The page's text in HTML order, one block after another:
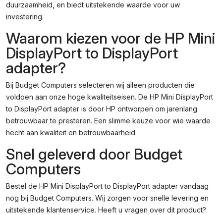
duurzaamheid, en biedt uitstekende waarde voor uw
investering.
Waarom kiezen voor de HP Mini
DisplayPort to DisplayPort
adapter?
Bij Budget Computers selecteren wij alleen producten die
voldoen aan onze hoge kwaliteitseisen. De HP Mini DisplayPort
to DisplayPort adapter is door HP ontworpen om jarenlang
betrouwbaar te presteren. Een slimme keuze voor wie waarde
hecht aan kwaliteit en betrouwbaarheid.
Snel geleverd door Budget
Computers
Bestel de HP Mini DisplayPort to DisplayPort adapter vandaag
nog bij Budget Computers. Wij zorgen voor snelle levering en
uitstekende klantenservice. Heeft u vragen over dit product?